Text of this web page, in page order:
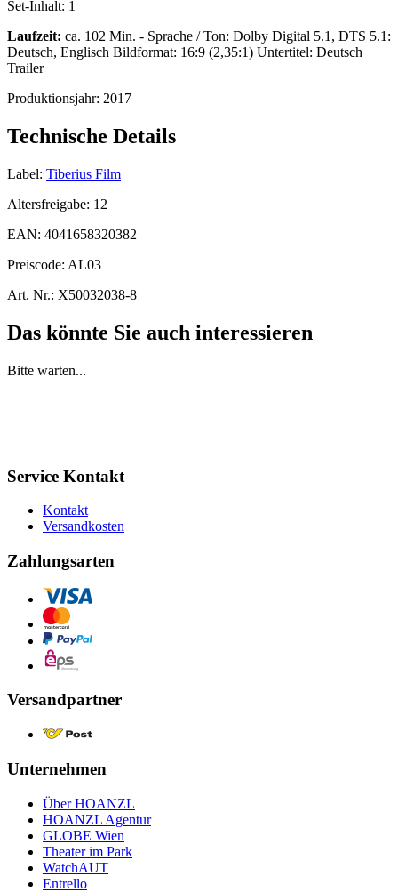
Set-Inhalt: 1
Laufzeit: ca. 102 Min. - Sprache / Ton: Dolby Digital 5.1, DTS 5.1:
Deutsch, Englisch Bildformat: 16:9 (2,35:1) Untertitel: Deutsch
Trailer
Produktionsjahr: 2017
Technische Details
Label: Tiberius Film
Altersfreigabe: 12
EAN: 4041658320382
Preiscode: AL03
Art. Nr.: X50032038-8
Das könnte Sie auch interessieren
Bitte warten...
Service Kontakt
Kontakt
Versandkosten
Zahlungsarten
Versandpartner
Unternehmen
Über HOANZL
HOANZL Agentur
GLOBE Wien
Theater im Park
WatchAUT
Entrello